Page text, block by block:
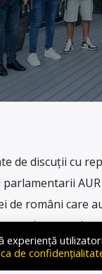
de discuții cu
de români care
deputat, dar
familiei într-un […]
de